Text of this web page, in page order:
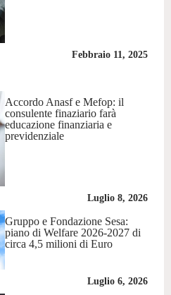
Febbraio 11, 2025
Accordo Anasf e Mefop: il
consulente finaziario farà
educazione finanziaria e
previdenziale
Luglio 8, 2026
Gruppo e Fondazione Sesa:
piano di Welfare 2026-2027 di
circa 4,5 milioni di Euro
Luglio 6, 2026